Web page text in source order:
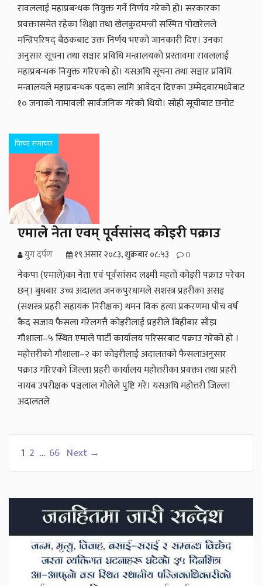
रावललाई महाप्रबन्धक नियुक्त गर्ने निर्णय गरेको हो। सरकारका
प्रवक्तासमेत रहेका शिक्षा तथा खेलकुदमन्त्री सस्मित पोखरेलले
मन्त्रिपरिषद् बैठकबाट उक्त निर्णय भएको जानकारी दिए। उनका
अनुसार सूचना तथा सञ्चार प्रविधि मन्त्रालयको प्रस्तावमा रावललाई
महाप्रबन्धक नियुक्त गरिएको हो। यसअघि सूचना तथा सञ्चार प्रविधि
मन्त्रालयले महाप्रबन्धक पदका लागि आवेदन दिएका उम्मेदवारमध्येबाट
१० जनाको नामावली सार्वजनिक गरेको थियो। सोही सूचीबाट छनोट
फिचर समाचार
एमाले नेता एवम् पूर्वसांसद कोइरी पक्राउ
युग दर्पण १९ असार २०८३, शुक्रबार ०८:५३ 0
नेकपा (एमाले)का नेता एवं पूर्वसांसद लक्ष्मी महतो कोइरी पक्राउ परेका
छन्। बुधबार उच्च अदालत जनकपुरधामले सशस्त्र प्रहरीका असइ
(सशस्त्र प्रहरी सहायक निरीक्षक) थमन विक हत्या प्रकरणमा पाँच वर्ष
कैद सजाय फैसला गरेलगत्तै कोइरीलाई प्रहरीले बिहीबार साँझ
गौशाला–५ स्थित एमाले पार्टी कार्यालय परिसरबाट पक्राउ गरेको हो ।
महोत्तरीको गौशाला–२ का कोइरीलाई अदालतको फैसलाअनुसार
पक्राउ गरिएको जिल्ला प्रहरी कार्यालय महोत्तरीका प्रवक्ता तथा प्रहरी
नायब उपरीक्षक पञ्चलाल गोलेले पुष्टि गरे। यसअघि महोत्तरी जिल्ला
अदालतले
Posts
1 2 … 66 Next →
Secondary
Sidebar